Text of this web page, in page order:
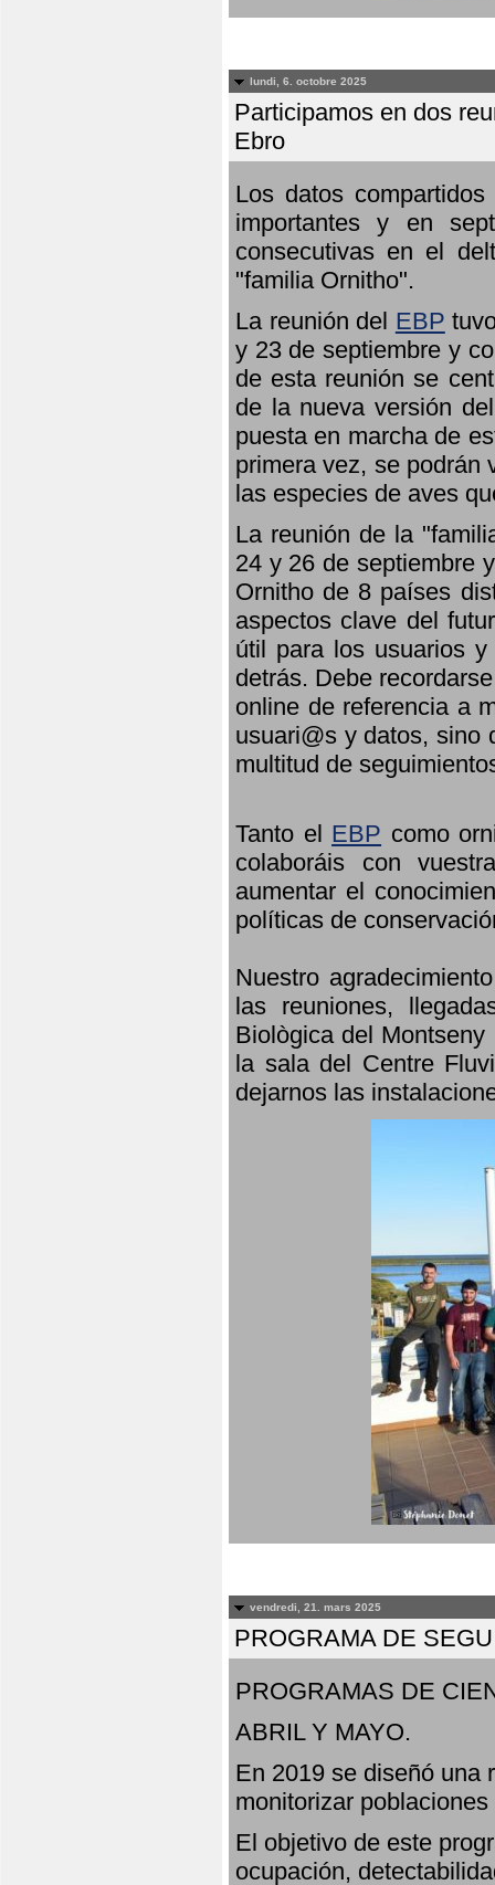
lundi, 6. octobre 2025
Participamos en dos
Ebro
Los datos
importantes y en
consecutivas en el
"familia Ornitho".
La reunión del EBP
y 23 de septiembre y
de esta reunión se
de la nueva versión
puesta en marcha de
primera vez, se podrán
las especies de aves
La reunión de la
24 y 26 de septiembre
Ornitho de 8 países
aspectos clave del
útil para los usuarios
detrás. Debe
online de referencia a
usuari@s y datos, sino
multitud de
Tanto el EBP como
colaboráis con
aumentar el
políticas de
Nuestro
las reuniones,
Biològica del
la sala del Centre
dejarnos las
vendredi, 21. mars 2025
PROGRAMA DE
PROGRAMAS DE
ABRIL Y MAYO.
En 2019 se diseñó una
monitorizar
El objetivo de este
ocupación,